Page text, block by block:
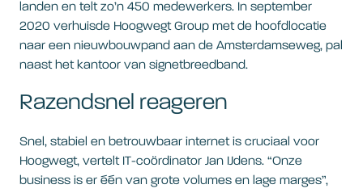
landen en telt zo’n 450 medewerkers. In september
2020 verhuisde Hoogwegt Group met de hoofdlocatie
naar een nieuwbouwpand aan de Amsterdamseweg, pal
naast het kantoor van signetbreedband.
Razendsnel reageren
Snel, stabiel en betrouwbaar internet is cruciaal voor
Hoogwegt, vertelt IT-coördinator Jan IJdens. “Onze
business is er één van grote volumes en lage marges”,